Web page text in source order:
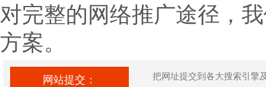
对完整的网络推广途径，
方案。
网站提交： 把网址提交到各大搜索引擎